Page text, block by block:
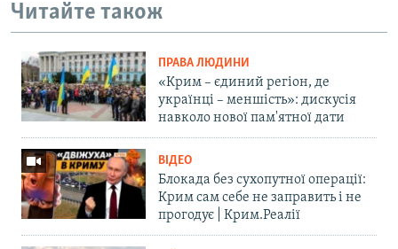
Читайте також
ПРАВА ЛЮДИНИ
«Крим – єдиний регіон, де
українці – меншість»: дискусія
навколо нової пам'ятної дати
ВІДЕО
Блокада без сухопутної операції:
Крим сам себе не заправить і не
прогодує | Крим.Реалії